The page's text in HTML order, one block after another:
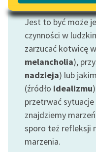
uczennic i uczniów z
niepełnosprawnościami
E-kolekcja lektur
szkolnych i literatury do
słuchania dla uczennic i
uczniów z
niepełnosprawnościami
Feministyczne inspiracje.
Popularyzacja
skandynawskiej literatury
feministycznej
Motyw:
Jest to być może
czynności w
zarzucać kotwicę
melancholia),
nadzieja) lub
(źródło idealizmu
przetrwać
znajdziemy
sporo też refleksji
marzenia.